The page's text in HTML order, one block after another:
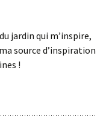
jardin qui m’inspire,
source d’inspiration
!